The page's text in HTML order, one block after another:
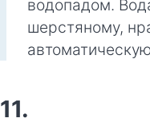
водопадом.
шерстяному,
11.